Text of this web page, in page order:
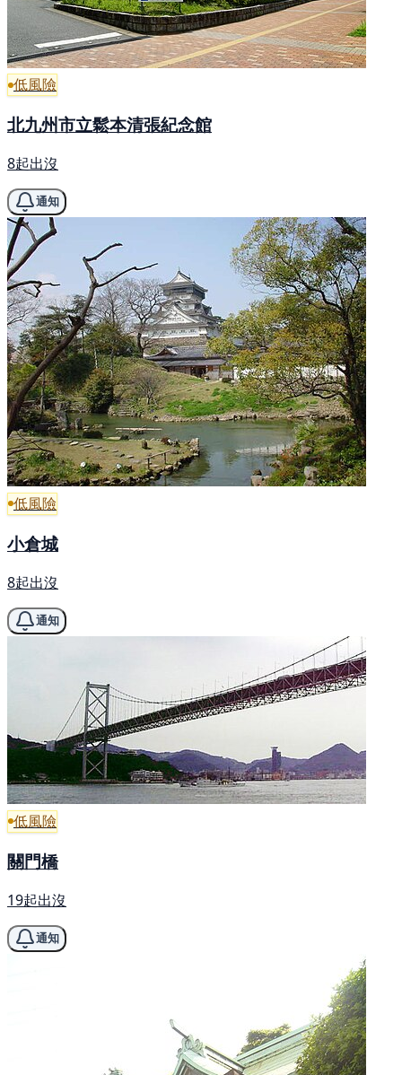
低風險
北九州市立鬆本清張紀念館
8起出沒
通知
低風險
小倉城
8起出沒
通知
低風險
關門橋
19起出沒
通知